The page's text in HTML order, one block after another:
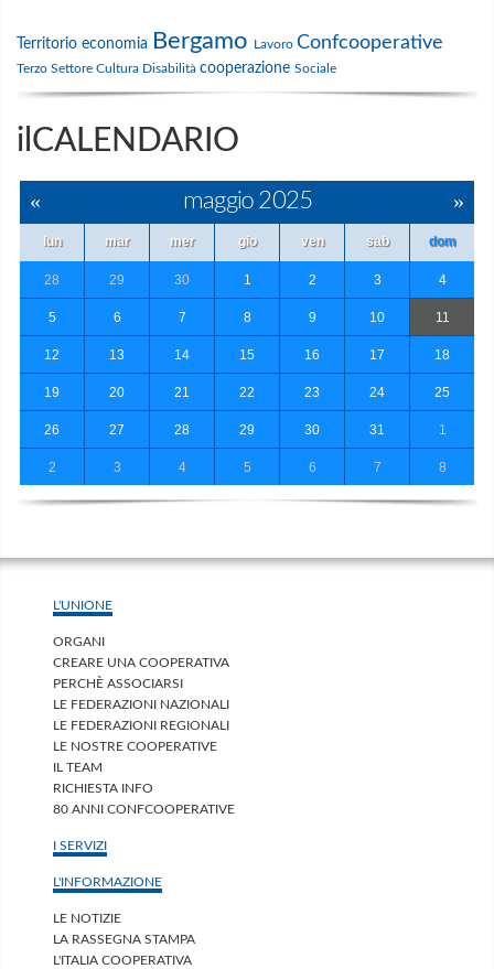
Territorio economia Bergamo Lavoro Confcooperative
Terzo Settore Cultura Disabilità cooperazione Sociale
ilCALENDARIO
« maggio 2025 »
lun mar mer gio ven sab dom
28 29 30 1 2 3 4
5 6 7 8 9 10 11
12 13 14 15 16 17 18
19 20 21 22 23 24 25
26 27 28 29 30 31 1
2 3 4 5 6 7 8
L'UNIONE
ORGANI
CREARE UNA COOPERATIVA
PERCHÈ ASSOCIARSI
LE FEDERAZIONI NAZIONALI
LE FEDERAZIONI REGIONALI
LE NOSTRE COOPERATIVE
IL TEAM
RICHIESTA INFO
80 ANNI CONFCOOPERATIVE
I SERVIZI
L'INFORMAZIONE
LE NOTIZIE
LA RASSEGNA STAMPA
L'ITALIA COOPERATIVA